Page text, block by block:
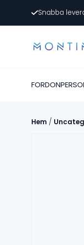
Snabba
FORDON
Hem /